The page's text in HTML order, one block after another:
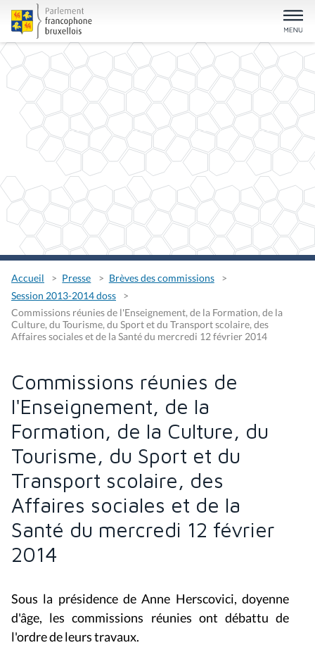
Accueil Presse
Brèves des commissions
Session 2013-2014 doss
Commissions réunies de l'Enseignement, de la Formation, de la
Culture, du Tourisme, du Sport et du Transport scolaire, des
Affaires sociales et de la Santé du mercredi 12 février 2014
Commissions réunies de
l'Enseignement, de la
Formation, de la Culture, du
Tourisme, du Sport et du
Transport scolaire, des
Affaires sociales et de la
Santé du mercredi 12 février
2014
Sous la présidence de Anne Herscovici, doyenne
d'âge, les commissions réunies ont débattu de
l'ordre de leurs travaux.